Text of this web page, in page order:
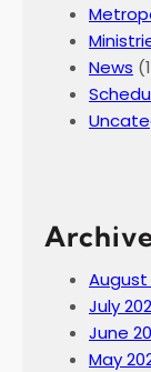
News
August
July
June
May